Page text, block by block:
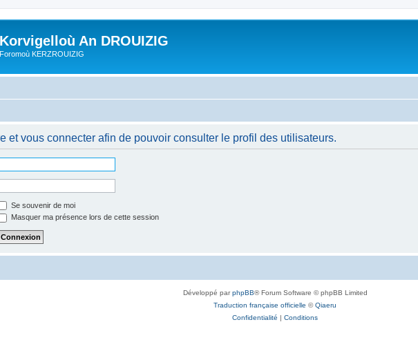
Korvigelloù An DROUIZIG
Foromoù KERZROUIZIG
et vous connecter afin de pouvoir consulter le profil des utilisateurs.
Se souvenir de moi
Masquer ma présence lors de cette session
Développé parphpBB® Forum Software © phpBB Limited
Traduction française officielle ©Qiaeru
Confidentialité | Conditions